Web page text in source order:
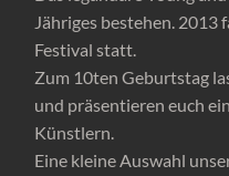
Jähriges bestehen. 2013
Festival statt.
Zum 10ten Geburtstag
und präsentieren euch
Künstlern.
Eine kleine Auswahl